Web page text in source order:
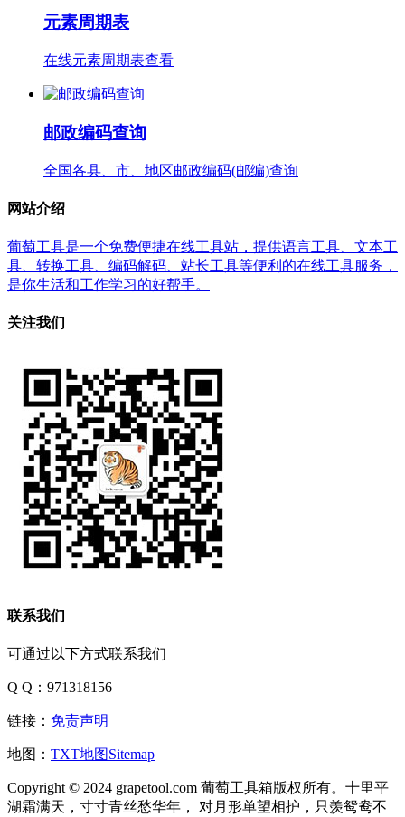
元素周期表
在线元素周期表查看
邮政编码查询
全国各县、市、地区邮政编码(邮编)查询
网站介绍
葡萄工具是一个免费便捷在线工具站，提供语言工具、文本工
具、转换工具、编码解码、站长工具等便利的在线工具服务，
是你生活和工作学习的好帮手。
关注我们
联系我们
可通过以下方式联系我们
Q Q：971318156
链接： 免责声明
地图： TXT地图Sitemap
Copyright © 2024 grapetool.com 葡萄工具箱版权所有。十里平
湖霜满天，寸寸青丝愁华年， 对月形单望相护，只羡鸳鸯不